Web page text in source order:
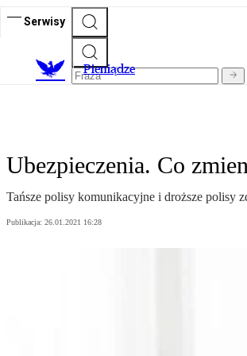
Serwisy
Pieniądze
Ubezpieczenia. Co
Tańsze polisy komunikacyjne i droższe polisy
Publikacja: 26.01.2021 16:28